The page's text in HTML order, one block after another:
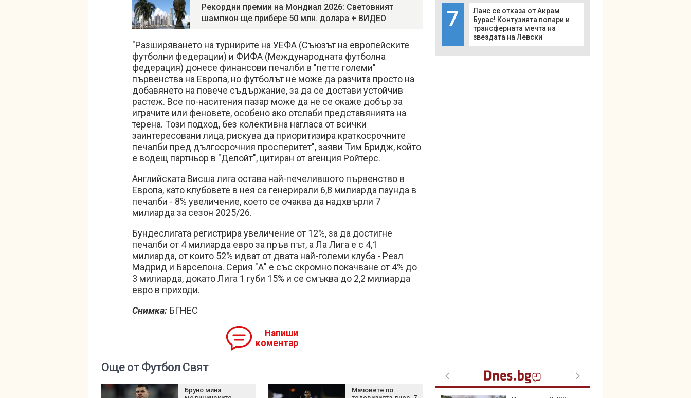
Рекордни премии на Мондиал 2026: Световният
шампион ще прибере 50 млн. долара + ВИДЕО
"Разширяването на турнирите на УЕФА (Съюзът на европейските
футболни федерации) и ФИФА (Международната футболна
федерация) донесе финансови печалби в "петте големи"
първенства на Европа, но футболът не може да разчита просто на
добавянето на повече съдържание, за да се достави устойчив
растеж. Все по-наситения пазар може да не се окаже добър за
играчите или феновете, особено ако отслаби представянията на
терена. Този подход, без колективна нагласа от всички
заинтересовани лица, рискува да приоритизира краткосрочните
печалби пред дългосрочния просперитет", заяви Тим Бридж, който
е водещ партньор в "Делойт", цитиран от агенция Ройтерс.
Английската Висша лига остава най-печелившото първенство в
Европа, като клубовете в нея са генерирали 6,8 милиарда паунда в
печалби - 8% увеличение, което се очаква да надхвърли 7
милиарда за сезон 2025/26.
Бундеслигата регистрира увеличение от 12%, за да достигне
печалби от 4 милиарда евро за пръв път, а Ла Лига е с 4,1
милиарда, от които 52% идват от двата най-големи клуба - Реал
Мадрид и Барселона. Серия "А" е със скромно покачване от 4% до
3 милиарда, докато Лига 1 губи 15% и се смъква до 2,2 милиарда
евро в приходи.
Снимка: БГНЕС
Напиши
коментар
7
Ланс се отказа от Акрам
Бурас! Контузията попари и
трансферната мечта на
звездата на Левски
Още от Футбол Свят
Бруно мина
Мачовете по